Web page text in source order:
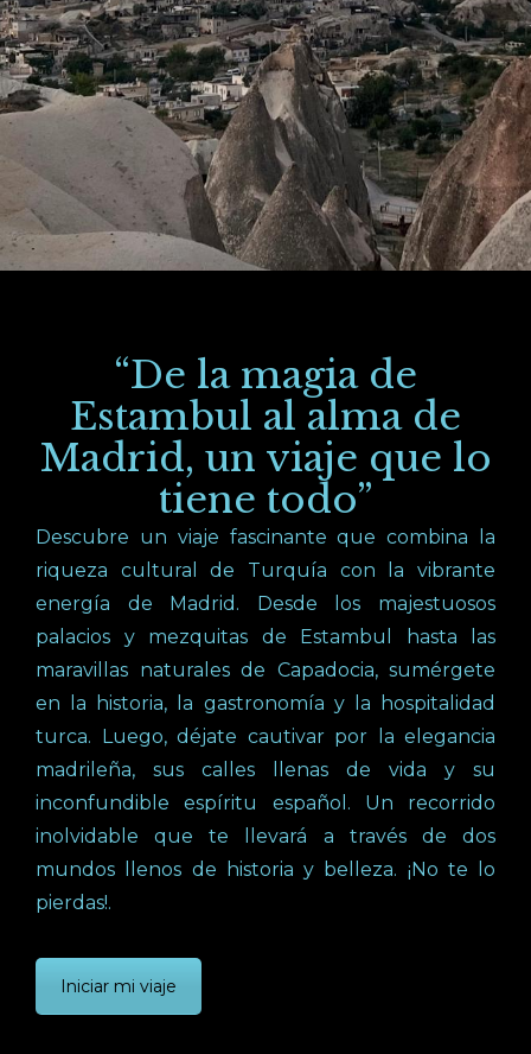
“De la magia de
Estambul al alma de
Madrid, un viaje que lo
tiene todo”
Descubre un viaje fascinante que combina la
riqueza cultural de Turquía con la vibrante
energía de Madrid. Desde los majestuosos
palacios y mezquitas de Estambul hasta las
maravillas naturales de Capadocia, sumérgete
en la historia, la gastronomía y la hospitalidad
turca. Luego, déjate cautivar por la elegancia
madrileña, sus calles llenas de vida y su
inconfundible espíritu español. Un recorrido
inolvidable que te llevará a través de dos
mundos llenos de historia y belleza. ¡No te lo
pierdas!.
Iniciar mi viaje